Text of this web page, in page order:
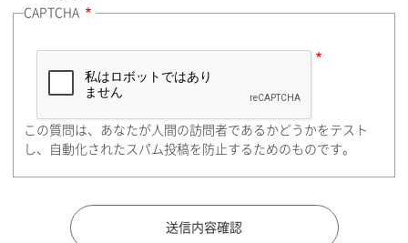
住所検索
都道府県（勤務先）
CAPTCHA
この質問は、あなたが人間の訪問者であるかどうかをテスト
し、自動化されたスパム投稿を防止するためのものです。